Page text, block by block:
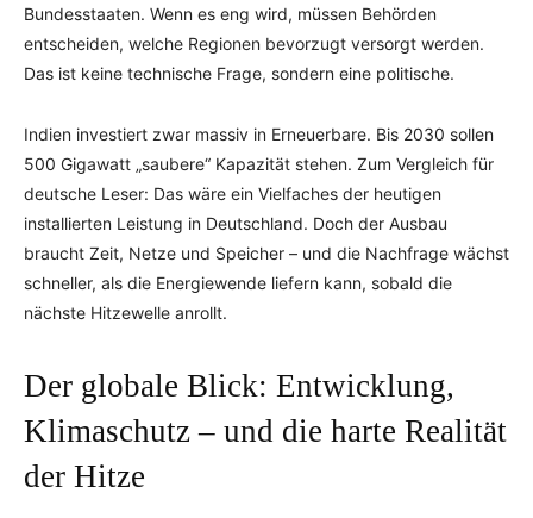
Bundesstaaten. Wenn es eng wird, müssen Behörden
entscheiden, welche Regionen bevorzugt versorgt werden.
Das ist keine technische Frage, sondern eine politische.
Indien investiert zwar massiv in Erneuerbare. Bis 2030 sollen
500 Gigawatt „saubere“ Kapazität stehen. Zum Vergleich für
deutsche Leser: Das wäre ein Vielfaches der heutigen
installierten Leistung in Deutschland. Doch der Ausbau
braucht Zeit, Netze und Speicher – und die Nachfrage wächst
schneller, als die Energiewende liefern kann, sobald die
nächste Hitzewelle anrollt.
Der globale Blick: Entwicklung,
Klimaschutz – und die harte Realität
der Hitze